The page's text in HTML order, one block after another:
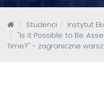
Studenci Instytut
"Is it Possible to Be
Time?" - zagraniczne